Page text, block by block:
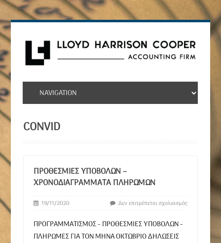
CONVID
ΠΡΟΘΕΣΜΊΕΣ ΥΠΟΒΟΛΏΝ –
ΧΡΟΝΟΔΙΑΓΡΆΜΜΑΤΑ ΠΛΗΡΩΜΏΝ
19/11/2020 Δεν επιτρέπεται σχολιασμός
ΠΡΟΓΡΑΜΜΑΤΙΣΜΟΣ - ΠΡΟΘΕΣΜΙΕΣ ΥΠΟΒΟΛΩΝ -
ΠΛΗΡΩΜΕΣ ΓΙΑ ΤΟΝ ΜΗΝΑ ΟΚΤΩΒΡΙΟ ΔΗΛΩΣΕΙΣ